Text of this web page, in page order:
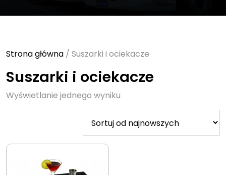
Strona główna / Suszarki i ociekacze
Suszarki i ociekacze
Wyświetlanie jednego wyniku